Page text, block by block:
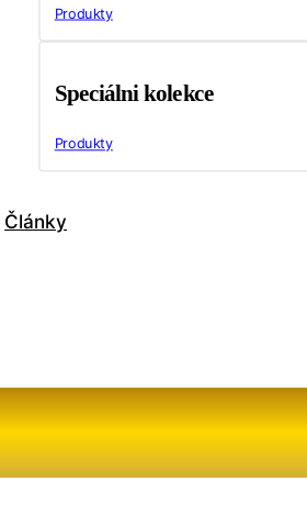
Produkty
Speciálni kolekce
Produkty
Články